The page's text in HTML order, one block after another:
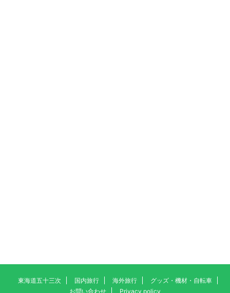
東海道五十三次 国内旅行 海外旅行
グッズ・機材・自転車
お問い合わせ
Privacy policy